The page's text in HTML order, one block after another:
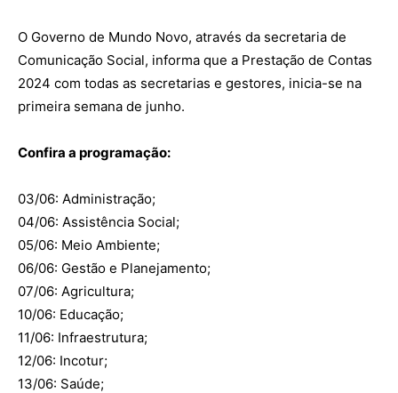
O Governo de Mundo Novo, através da secretaria de
Comunicação Social, informa que a Prestação de Contas
2024 com todas as secretarias e gestores, inicia-se na
primeira semana de junho.
Confira a programação:
03/06: Administração;
04/06: Assistência Social;
05/06: Meio Ambiente;
06/06: Gestão e Planejamento;
07/06: Agricultura;
10/06: Educação;
11/06: Infraestrutura;
12/06: Incotur;
13/06: Saúde;